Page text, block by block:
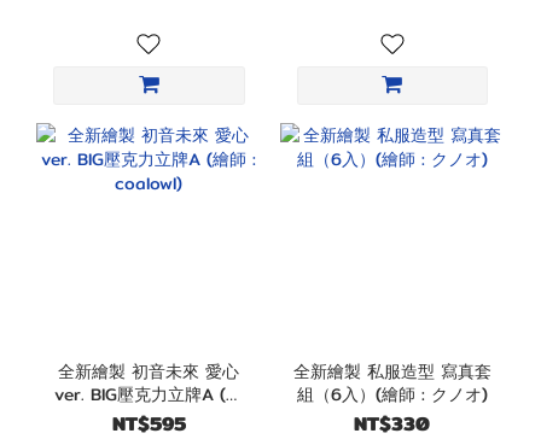
全新繪製 初音未來 愛心
ver. BIG壓克力立牌A (繪
師 : coalowl)
NT$595
全新繪製 私服造型 寫真套
組（6入）(繪師 : クノオ)
NT$330